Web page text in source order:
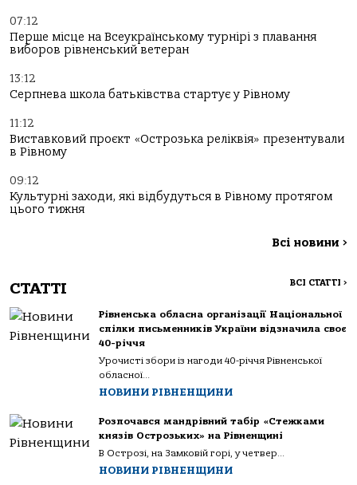
07:12
Перше місце на Всеукраїнському турнірі з плавання
виборов рівненський ветеран
13:12
Серпнева школа батьківства стартує у Рівному
11:12
Виставковий проєкт «Острозька реліквія» презентували
в Рівному
09:12
Культурні заходи, які відбудуться в Рівному протягом
цього тижня
Всі новини >
СТАТТІ ВСІ СТАТТІ >
Рівненська обласна організації Національної
спілки письменників України відзначила своє
40-річчя
Урочисті збори із нагоди 40-річчя Рівненської
обласної...
НОВИНИ РІВНЕНЩИНИ
Розпочався мандрівний табір «Стежками
князів Острозьких» на Рівненщині
В Острозі, на Замковій горі, у четвер...
НОВИНИ РІВНЕНЩИНИ